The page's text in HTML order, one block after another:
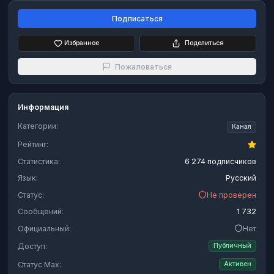
Подписаться
Избранное Поделиться
Пожаловаться
Информация
Категории: Канал
Рейтинг:
Статистика:
6 274 подписчиков
Язык:
Русский
Статус:
Не проверен
Сообщений:
1 732
Официальный:
Нет
Доступ:
Публичный
Статус Max: Активен